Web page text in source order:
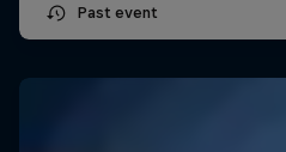
Past event